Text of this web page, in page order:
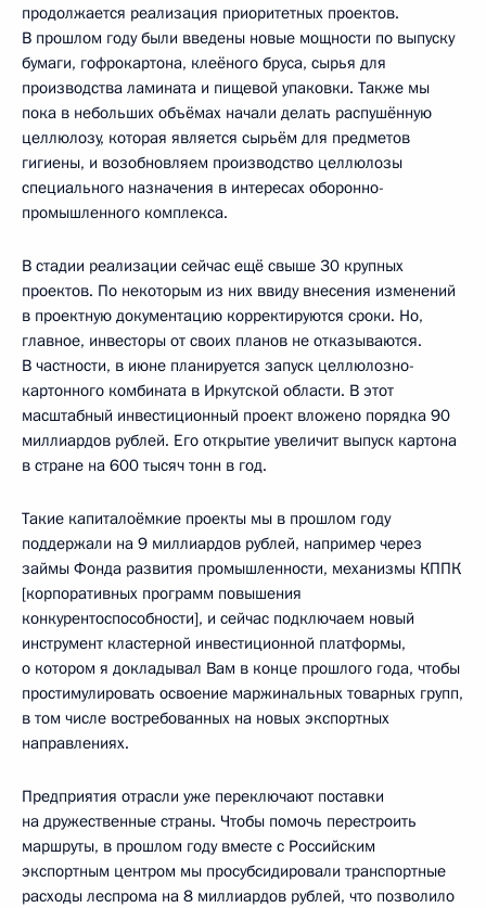
продолжается реализация приоритетных проектов.
В прошлом году были введены новые мощности по выпуску
бумаги, гофрокартона, клеёного бруса, сырья для
производства ламината и пищевой упаковки. Также мы
пока в небольших объёмах начали делать распушённую
целлюлозу, которая является сырьём для предметов
гигиены, и возобновляем производство целлюлозы
специального назначения в интересах оборонно-
промышленного комплекса.
В стадии реализации сейчас ещё свыше 30 крупных
проектов. По некоторым из них ввиду внесения изменений
в проектную документацию корректируются сроки. Но,
главное, инвесторы от своих планов не отказываются.
В частности, в июне планируется запуск целлюлозно-
картонного комбината в Иркутской области. В этот
масштабный инвестиционный проект вложено порядка 90
миллиардов рублей. Его открытие увеличит выпуск картона
в стране на 600 тысяч тонн в год.
Такие капиталоёмкие проекты мы в прошлом году
поддержали на 9 миллиардов рублей, например через
займы Фонда развития промышленности, механизмы КППК
[корпоративных программ повышения
конкурентоспособности], и сейчас подключаем новый
инструмент кластерной инвестиционной платформы,
о котором я докладывал Вам в конце прошлого года, чтобы
простимулировать освоение маржинальных товарных групп,
в том числе востребованных на новых экспортных
направлениях.
Предприятия отрасли уже переключают поставки
на дружественные страны. Чтобы помочь перестроить
маршруты, в прошлом году вместе с Российским
экспортным центром мы просубсидировали транспортные
расходы леспрома на 8 миллиардов рублей, что позволило